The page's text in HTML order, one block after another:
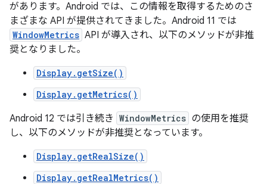
があります。Android では、この情報を取得するためのさ
まざまな API が提供されてきました。Android 11 では
WindowMetrics API が導入され、以下のメソッドが非推
奨となりました。
Display.getSize()
Display.getMetrics()
Android 12 では引き続き WindowMetrics の使用を推奨
し、以下のメソッドが非推奨となっています。
Display.getRealSize()
Display.getRealMetrics()